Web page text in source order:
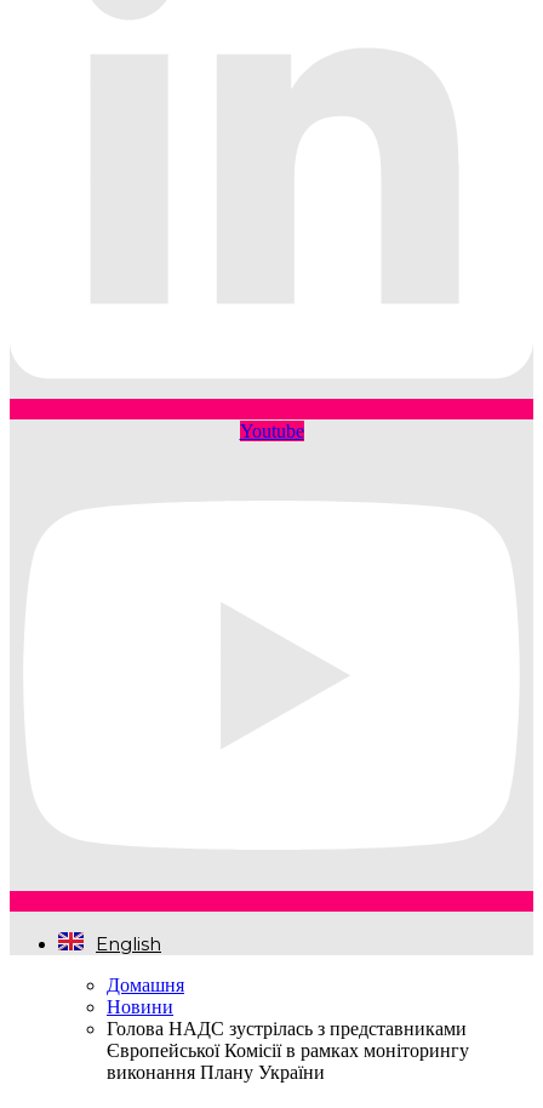
Youtube
English
Домашня
Новини
Голова НАДС зустрілась з представниками
Європейської Комісії в рамках моніторингу
виконання Плану України